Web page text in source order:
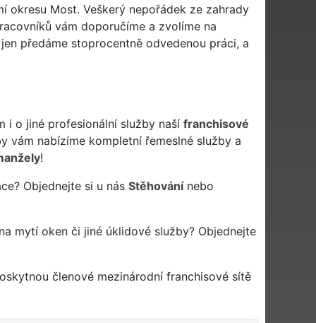
okresu Most. Veškerý nepořádek ze zahrady
vám doporučíme a zvolíme na
předáme stoprocentně odvedenou práci, a
i o jiné profesionální služby naší franchisové
vám nabízíme kompletní řemeslné služby a
!
Objednejte si u nás Stěhovánínebo
mytí oken či jiné úklidové služby? Objednejte
členové mezinárodní franchisové sítě